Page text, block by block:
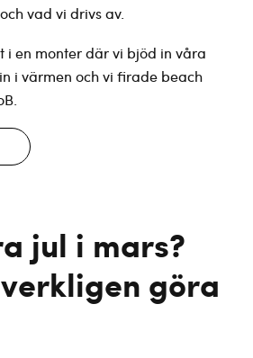
vad vi drivs av.
i en monter där vi bjöd in våra
i värmen och vi firade beach
jul i mars?
göra